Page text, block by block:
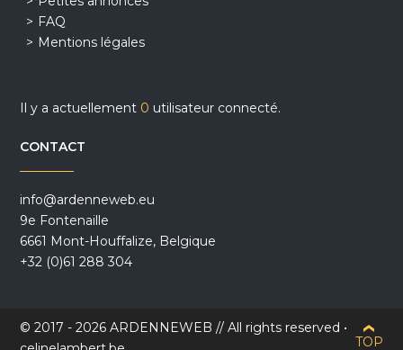
FAQ
Mentions légales
Il y a actuellement 0 utilisateur connecté.
CONTACT
info@ardenneweb.eu
9e Fontenaille
6661 Mont-Houffalize, Belgique
+32 (0)61 288 304
© 2017 - 2026 ARDENNEWEB // All rights reserved •
TOP